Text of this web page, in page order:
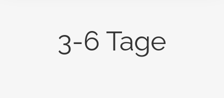
3-6 Tage